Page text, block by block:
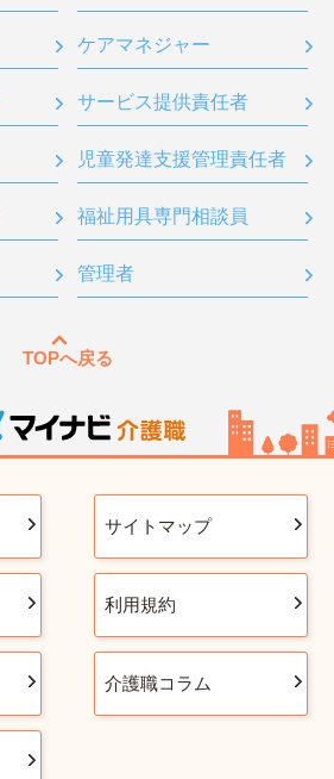
ケアマネジャー
サービス提供責任者
児童発達支援管理責任者
福祉用具専門相談員
管理者
TOPへ戻る
サイトマップ
利用規約
介護職コラム